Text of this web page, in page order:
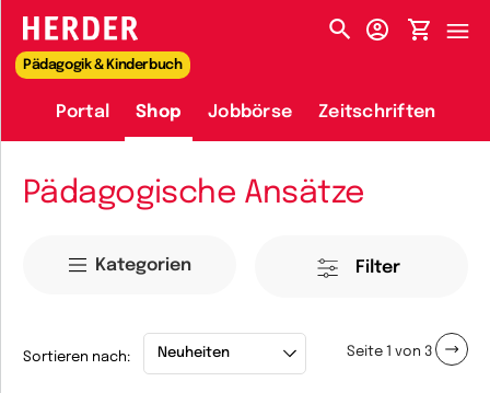
HERDER-MENÜ
Pädagogik & Kinderbuch
Portal Shop Jobbörse Zeitschriften
Pädagogische Ansätze
Kategorien Filter
Sortieren nach: Seite von 3